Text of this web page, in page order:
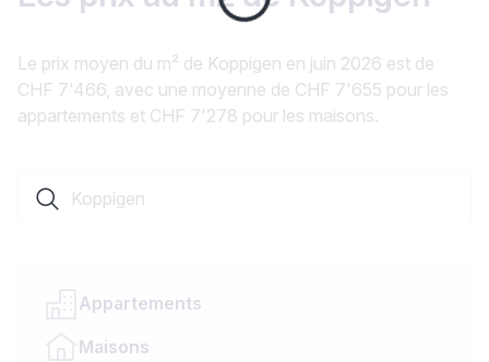
Le prix moyen du m² de Koppigen en juin 2026 est de
CHF 7'466, avec une moyenne de CHF 7'655 pour les
appartements et CHF 7'278 pour les maisons.
Appartements
Maisons